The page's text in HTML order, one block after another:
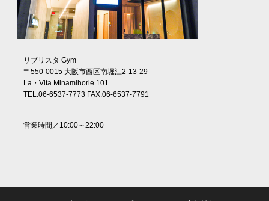
リブリスタ Gym
〒550-0015 大阪市西区南堀江2-13-29
La・Vita Minamihorie 101
TEL.06-6537-7773 FAX.06-6537-7791
営業時間／10:00～22:00